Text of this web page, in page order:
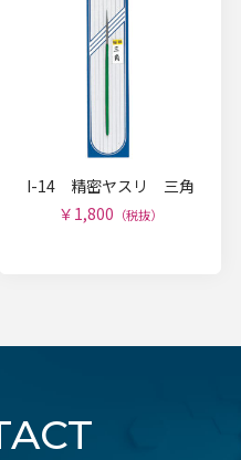
I-14 精密ヤスリ 三角
￥1,800 （税抜）